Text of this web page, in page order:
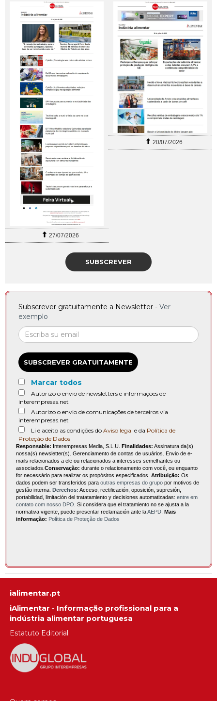
27/07/2026
20/07/2026
SUBSCREVER
Subscrever gratuitamente a Newsletter - Ver
exemplo
SUBSCREVER GRATUITAMENTE
Marcar todos
Autorizo o envio de newsletters e informações de
interempresas.net
Autorizo o envio de comunicações de terceiros via
interempresas.net
Li e aceito as condições do Aviso legal e da Política de
Proteção de Dados
Responsable: Interempresas Media, S.L.U. Finalidades: Assinatura da(s)
nossa(s) newsletter(s). Gerenciamento de contas de usuários. Envio de e-
mails relacionados a ele ou relacionados a interesses semelhantes ou
associados. Conservação: durante o relacionamento com você, ou enquanto
for necessário para realizar os propósitos especificados. Atribuição: Os
dados podem ser transferidos para outras empresas do grupo por motivos de
gestão interna. Derechos: Acceso, rectificación, oposición, supresión,
portabilidad, limitación del tratatamiento y decisiones automatizadas: entre em
contato com nosso DPO . Si considera que el tratamiento no se ajusta a la
normativa vigente, puede presentar reclamación ante laAEPD Mais
informação: Política de Proteção de Dados
ialimentar.pt
iAlimentar - Informação profissional para a
indústria alimentar portuguesa
Estatuto Editorial